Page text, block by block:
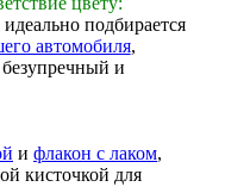
подбирается
автомобиля,
и
и флакон с лаком,
кисточкой для